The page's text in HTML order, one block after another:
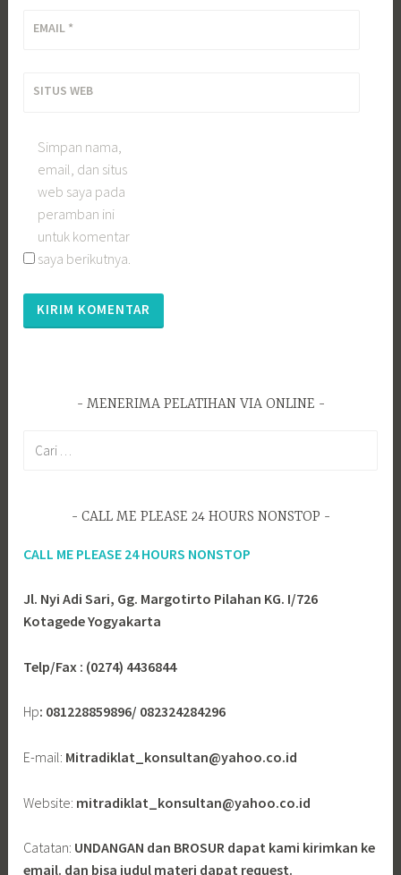
EMAIL *
SITUS WEB
Simpan nama,
email, dan situs
web saya pada
peramban ini
untuk komentar
saya berikutnya.
MENERIMA PELATIHAN VIA ONLINE
CALL ME PLEASE 24 HOURS NONSTOP
CALL ME PLEASE 24 HOURS NONSTOP
Jl. Nyi Adi Sari, Gg. Margotirto Pilahan KG. I/726
Kotagede Yogyakarta
Telp/Fax : (0274) 4436844
Hp: 081228859896/ 082324284296
E-mail: Mitradiklat_konsultan@yahoo.co.id
Website: mitradiklat_konsultan@yahoo.co.id
Catatan: UNDANGAN dan BROSUR dapat kami kirimkan ke
email. dan bisa judul materi dapat request.